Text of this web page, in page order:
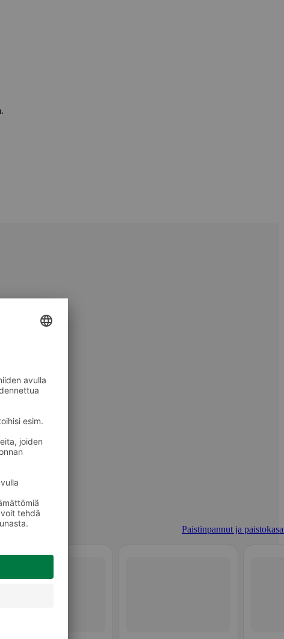
Paistinpannut ja